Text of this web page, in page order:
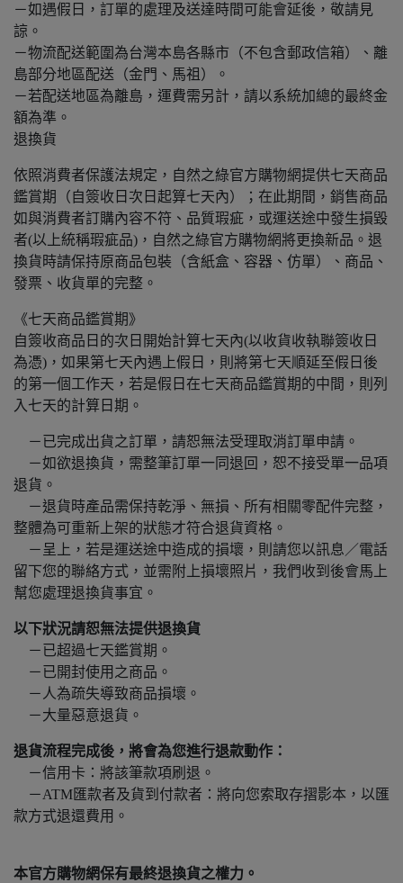
－如遇假日，訂單的處理及送達時間可能會延後，敬請見
諒。
－物流配送範圍為台灣本島各縣市（不包含郵政信箱）、離
島部分地區配送（金門、馬祖）。
－若配送地區為離島，運費需另計，請以系統加總的最終金
額為準。
退換貨
依照消費者保護法規定，自然之綠官方購物網提供七天商品
鑑賞期（自簽收日次日起算七天內）；在此期間，銷售商品
如與消費者訂購內容不符、品質瑕疵，或運送途中發生損毀
者(以上統稱瑕疵品)，自然之綠官方購物網將更換新品。退
換貨時請保持原商品包裝（含紙盒、容器、仿單）、商品、
發票、收貨單的完整。
《七天商品鑑賞期》
自簽收商品日的次日開始計算七天內(以收貨收執聯簽收日
為憑)，如果第七天內遇上假日，則將第七天順延至假日後
的第一個工作天，若是假日在七天商品鑑賞期的中間，則列
入七天的計算日期。
－已完成出貨之訂單，請恕無法受理取消訂單申請。
－如欲退換貨，需整筆訂單一同退回，恕不接受單一品項
退貨。
－退貨時產品需保持乾淨、無損、所有相關零配件完整，
整體為可重新上架的狀態才符合退貨資格。
－呈上，若是運送途中造成的損壞，則請您以訊息／電話
留下您的聯絡方式，並需附上損壞照片，我們收到後會馬上
幫您處理退換貨事宜。
以下狀況請恕無法提供退換貨
－已超過七天鑑賞期。
－已開封使用之商品。
－人為疏失導致商品損壞。
－大量惡意退貨。
退貨流程完成後，將會為您進行退款動作：
－信用卡：將該筆款項刷退。
－ATM匯款者及貨到付款者：將向您索取存摺影本，以匯
款方式退還費用。
本官方購物網保有最終退換貨之權力。